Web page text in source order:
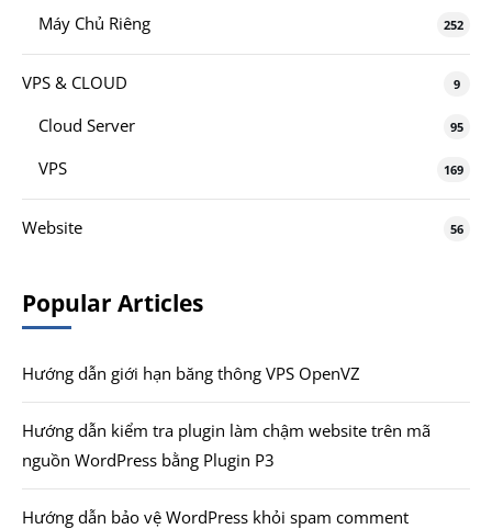
Máy Chủ Riêng 252
VPS & CLOUD 9
Cloud Server 95
VPS 169
Website 56
Popular Articles
Hướng dẫn giới hạn băng thông VPS OpenVZ
Hướng dẫn kiểm tra plugin làm chậm website trên mã
nguồn WordPress bằng Plugin P3
Hướng dẫn bảo vệ WordPress khỏi spam comment